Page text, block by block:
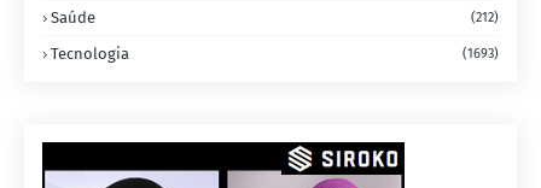
Saúde (212)
Tecnologia (1693)